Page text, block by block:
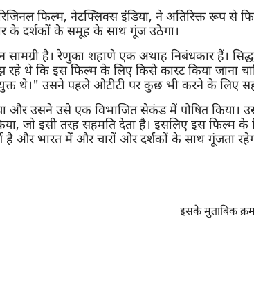
फिल्म, नेटफ्लिक्स इंडिया, ने अतिरिक्त रूप से
के दर्शकों के समूह के साथ गूंज उठेगा।
है। रेणुका शहाणे एक अथाह निबंधकार हैं।
रहे थे कि इस फिल्म के लिए किसे कास्ट किया जाना
थे।" उसने पहले ओटीटी पर कुछ भी करने के लिए
और उसने उसे एक विभाजित सेकंड में पोषित किया।
जो इसी तरह सहमति देता है। इसलिए इस फिल्म
और भारत में और चारों ओर दर्शकों के साथ गूंजता
इसके मुताबिक